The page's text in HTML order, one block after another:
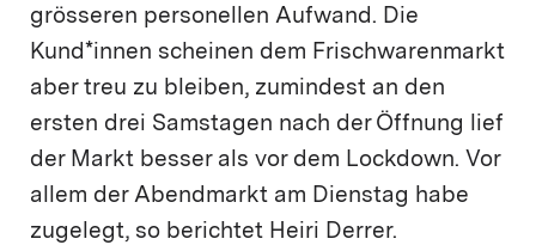
grösseren personellen Aufwand. Die
Kund*innen scheinen dem Frischwarenmarkt
aber treu zu bleiben, zumindest an den
ersten drei Samstagen nach der Öffnung lief
der Markt besser als vor dem Lockdown. Vor
allem der Abendmarkt am Dienstag habe
zugelegt, so berichtet Heiri Derrer.